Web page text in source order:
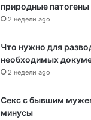
природные патогены
2 недели ago
Что нужно для
необходимых
2 недели ago
Секс с бывшим
минусы